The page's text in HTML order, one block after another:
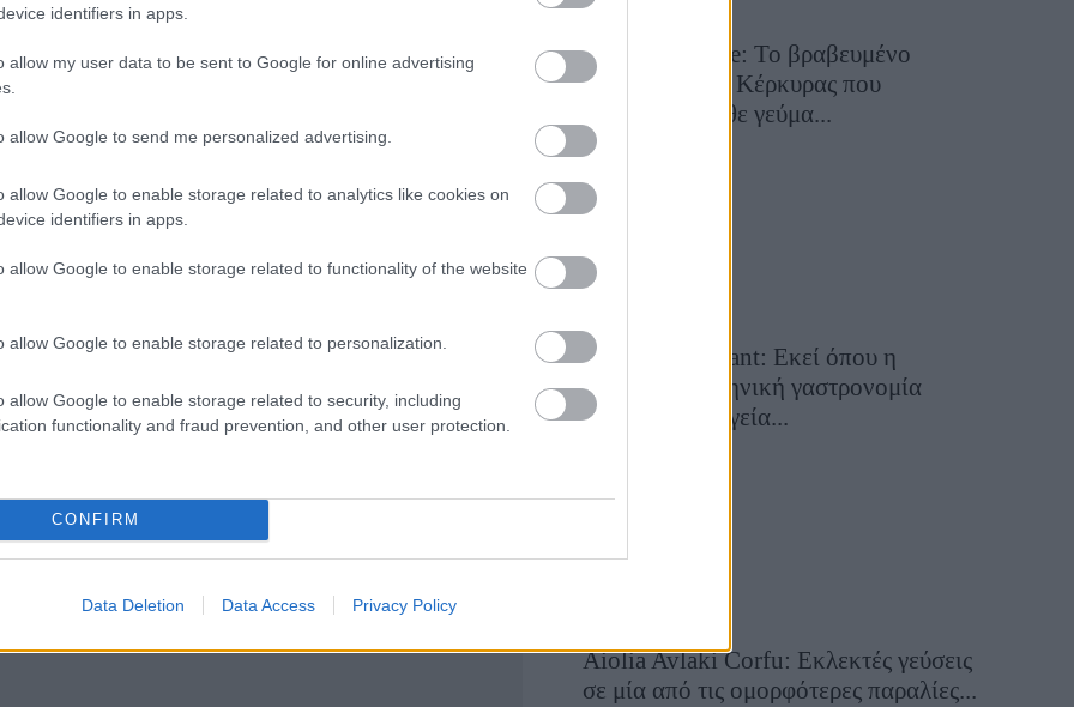
identifiers in apps.
allow my user data to be sent to Google for online advertising
allow Google to send me personalized advertising.
allow Google to enable storage related to analytics like cookies on
identifiers in apps.
allow Google to enable storage related to functionality of the website
allow Google to enable storage related to personalization.
allow Google to enable storage related to security, including
functionality and fraud prevention, and other user protection.
CONFIRM
Data Deletion Data Access Privacy Policy
σε πολίτες πέντε ευρωπαϊκών χωρών και της
η χώρα προσπαθεί να ενθαρρύνει
επαγγελματικούς λόγους και τουρισμό.
της Γερμανίας, της Ιταλίας, της Ολλανδίας, της
έτος.
ποιότητας των ανταλλαγών προσωπικού από την
προς τον έξω κόσμο», δήλωσε ο εκπρόσωπος
Toula’s Seaside: Το βραβευμένο
εστιατόριο της Κέρκυρας που
μετατρέπει κάθε γεύμα...
28 Ιουλίου 2026, 11:05
Cavos Restaurant: Εκεί όπου η
αυθεντική ελληνική γαστρονομία
συναντά τη μαγεία...
Aiolia Avlaki Corfu: Εκλεκτές γεύσεις
σε μία από τις ομορφότερες παραλίες...